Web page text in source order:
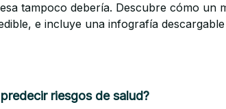
tampoco debería. Descubre cómo un
e incluye una infografía
riesgos de salud?